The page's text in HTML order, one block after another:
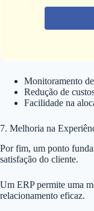
Monitoramento
Redução de
Facilidade na
7. Melhoria na
Por fim, um ponto
satisfação do cliente.
Um ERP permite uma
relacionamento eficaz.